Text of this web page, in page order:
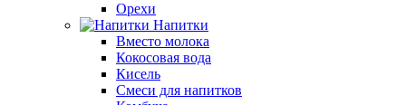
Орехи
Напитки
Вместо молока
Кокосовая вода
Кисель
Смеси для напитков